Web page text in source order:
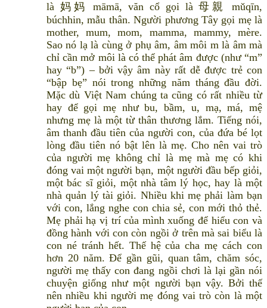
là 妈妈 māmā, văn cổ gọi là 母親 mǔqīn,
búchhin, mẫu thân. Người phương Tây gọi mẹ là
mother, mum, mom, mamma, mammy, mère.
Sao nó lạ là cùng ở phụ âm, âm môi m là âm mà
chỉ cần mở môi là có thể phát âm được (như “m”
hay “b”) – bởi vậy âm này rất dễ được trẻ con
“bập bẹ” nói trong những năm tháng đầu đời.
Mặc dù Việt Nam chúng ta cũng có rất nhiều từ
hay để gọi mẹ như bu, bầm, u, mạ, má, mệ
nhưng mẹ là một từ thân thương lắm. Tiếng nói,
âm thanh đầu tiên của người con, của đứa bé lọt
lòng đầu tiên nó bật lên là mẹ. Cho nên vai trò
của người mẹ không chỉ là mẹ mà mẹ có khi
đóng vai một người bạn, một người đầu bếp giỏi,
một bác sĩ giỏi, một nhà tâm lý học, hay là một
nhà quản lý tài giỏi. Nhiều khi mẹ phải làm bạn
với con, lắng nghe con chia sẻ, con mới thỏ thẻ.
Mẹ phải hạ vị trí của mình xuống để hiểu con và
đồng hành với con còn ngồi ở trên mà sai biểu là
con né tránh hết. Thế hệ của cha mẹ cách con
hơn 20 năm. Để gần gũi, quan tâm, chăm sóc,
người mẹ thấy con đang ngồi chơi là lại gần nói
chuyện giống như một người bạn vậy. Bởi thế
nên nhiều khi người mẹ đóng vai trò còn là một